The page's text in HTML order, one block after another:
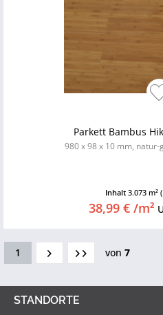
Parkett Bambus
980 x 98 x 10 mm, natur-
Inhalt 3.073 m²
38,99 € /m²
1 von 7
STANDORTE